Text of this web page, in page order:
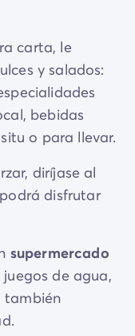
carta, le
y salados:
bebidas
o para llevar.
diríjase al
disfrutar
supermercado
de agua,
también